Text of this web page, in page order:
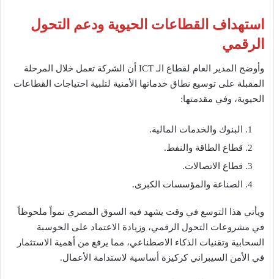
استهداف القطاعات الحيوية ودعم التحول
الرقمي
وأوضح المدير العام لقطاع الـ ICT أن الشركة تعمل خلال المرحلة
المقبلة على توسيع نطاق خدماتها الأمنية لتلبية احتياجات القطاعات
الحيوية، وفي مقدمتها:
البنوك والخدمات المالية.
قطاع الطاقة والنفط.
قطاع الاتصالات.
الصناعة والمؤسسات الكبرى.
ويأتي هذا التوسع في وقت يشهد فيه السوق المصري نمواً ملحوظاً
في مشروعات التحول الرقمي، وزيادة الاعتماد على الحوسبة
السحابية وتقنيات الذكاء الاصطناعي، مما يرفع من أهمية الاستثمار
في الأمن السيبراني كركيزة أساسية لاستدامة الأعمال.